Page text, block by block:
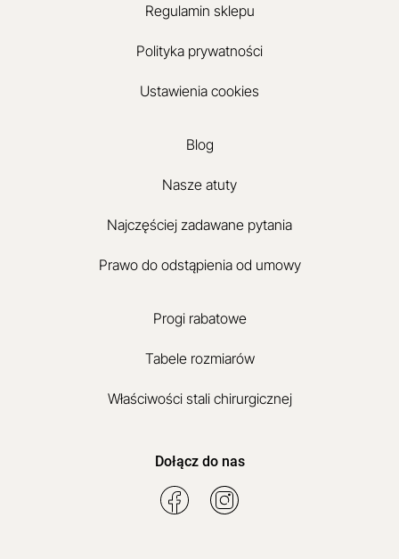
Regulamin sklepu
Polityka prywatności
Ustawienia cookies
Blog
Nasze atuty
Najczęściej zadawane pytania
Prawo do odstąpienia od umowy
Progi rabatowe
Tabele rozmiarów
Właściwości stali chirurgicznej
Dołącz do nas